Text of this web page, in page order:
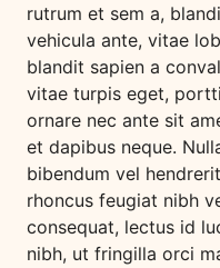
rutrum et sem a,
vehicula ante, vitae
blandit sapien a
vitae turpis eget,
ornare nec ante sit
et dapibus neque.
bibendum vel
rhoncus feugiat nibh
consequat, lectus id
nibh, ut fringilla orci